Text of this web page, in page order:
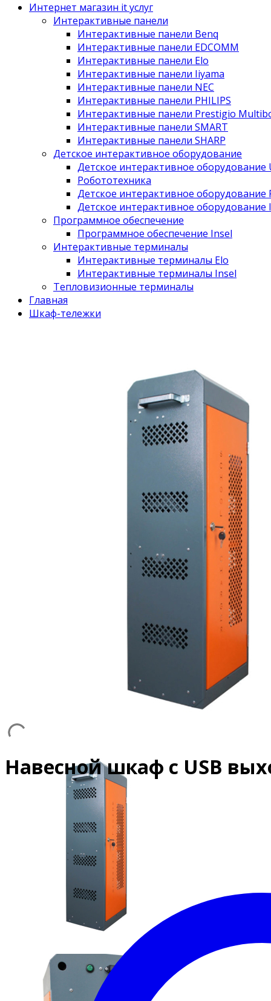
Интернет магазин it услуг
Интерактивные панели
Интерактивные панели Benq
Интерактивные панели EDCOMM
Интерактивные панели Elo
Интерактивные панели Iiyama
Интерактивные панели NEC
Интерактивные панели PHILIPS
Интерактивные панели Prestigio
Интерактивные панели SMART
Интерактивные панели SHARP
Детское интерактивное оборудование
Детское интерактивное оборудование
Робототехника
Детское интерактивное оборудование
Детское интерактивное оборудование
Программное обеспечение
Программное обеспечение Insel
Интерактивные терминалы
Интерактивные терминалы Elo
Интерактивные терминалы Insel
Тепловизионные терминалы
Главная
Шкаф-тележки
Навесной шкаф с USB